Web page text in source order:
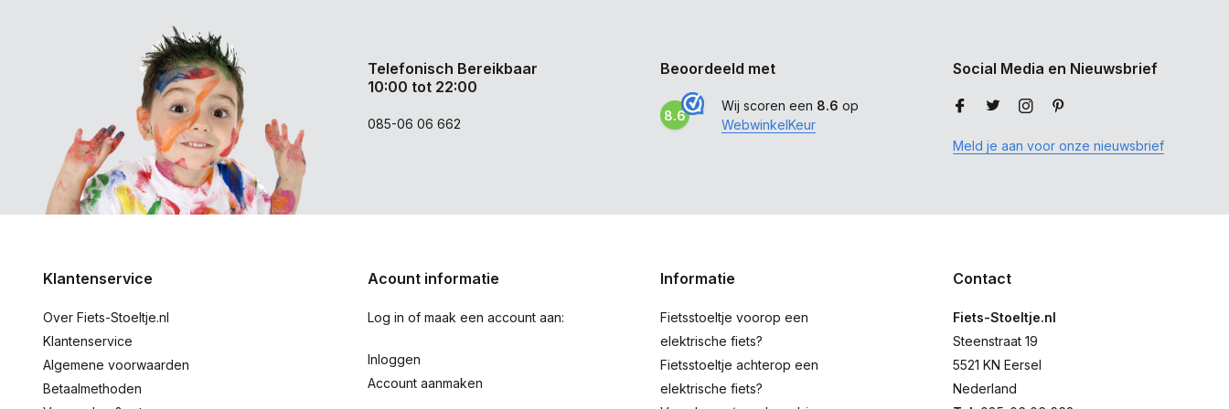
Telefonisch Bereikbaar
10:00 tot 22:00
085-06 06 662
Beoordeeld met
8.6
Wij scoren een 8.6 op
WebwinkelKeur
Social Media en Nieuwsbrief
Meld je aan voor onze nieuwsbrief
Klantenservice
Over Fiets-Stoeltje.nl
Klantenservice
Algemene voorwaarden
Betaalmethoden
Acount informatie
Log in of maak een account aan:
Inloggen
Account aanmaken
Informatie
Fietsstoeltje voorop een
elektrische fiets?
Fietsstoeltje achterop een
elektrische fiets?
Contact
Fiets-Stoeltje.nl
Steenstraat 19
5521 KN Eersel
Nederland